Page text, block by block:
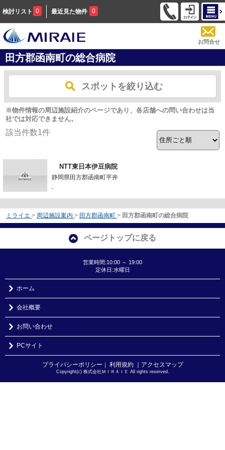
検討リスト 0 最近見た物件 0
お問合せ
田方郡函南町の総合病院
スポットを絞り込む
※物件情報の周辺施設紹介のページであり、各店舗への問い合わせは当
社では対応できません。
該当件数1件
NTT東日本伊豆病院
静岡県田方郡函南町平井
-
ミライエ > 周辺施設案内 > 田方郡函南町 > 田方郡函南町の総合病院
ページトップに戻る
営業時間:10:00 ～ 19:00
定休日:水曜日
ホーム
会社概要
お問い合わせ
PCサイト
プライバシーポリシー ｜ 利用規約 ｜アクセスマップ
Copyright(c) 株式会社ＭＩＲＡＩＥ All rights reserved.